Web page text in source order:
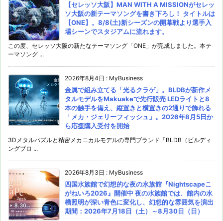
【セレッソ大阪】MAN WITH A MISSIONがセレッ
ソ大阪の新テーマソングを書き下ろし！ タイトルは
【ONE】。8/8(土)新シーズンの開幕戦より選手入
場シーンでスタジアムに流れます。
この度、セレッソ大阪の新たなテーマソング「ONE」が完成しました。本テ
ーマソング ...
2026年8月4日 : MyBusiness
金属で組み立てる「光るクラゲ」。BLDBが新作メ
タルモデルをMakuakeで先行販売 LEDライトと8
本の触手を備え、縦置きと横置きの2通りで飾れる
「メカ・ジェリーフィッシュ」。2026年8月5日か
ら応援購入受付を開始
3Dメタルパズルと精密メカニカルモデルの専門ブランド「BLDB（ビルディ
ングブロ ...
2026年8月3日 : MyBusiness
四国水族館で幻想的な夜の水族館『Nightscapeこ
がねいろ2026』開催中 夜の水族館では、館内の水
槽照明が深い青色に変化し、幻想的な雰囲気を演出
期間：2026年7月18日（土）～8月30日（日）